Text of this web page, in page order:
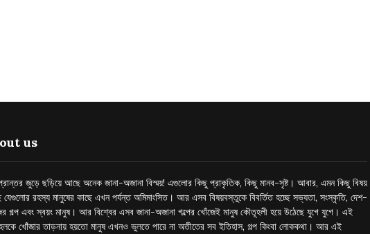
us
জুড়ে ছড়িয়ে আছে অনেক জানা-অজানা বিস্ময়! এগুলোর কিছু প্রাকৃতিক, কিছু মানব-সৃষ্ট। আবার, এমন কিছু বিষয়
যেগুলোর রহস্য মানুষের কাছে এখন পর্যন্ত অমিমাংসিত। আর এসব বিষয়বস্তুকে বিবর্তিত হচ্ছে সভ্যতা, সংস্কৃতি, দেশ-
গল্প এবং স্বয়ং মানুষ। আর বিশ্বের এসব জানা-অজানা গল্পের খোঁজেই মানুষ কৌতূহলী হয়ে উঠেছে যুগে যুগে। এই
খোঁজার তাড়নায় হয়তো মানুষ এখনও ভুলতে পারে না অতীতের সব ইতিহাস, গল্প কিংবা লোককথা। আর এই